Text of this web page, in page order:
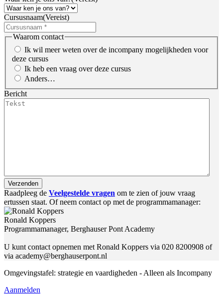
Cursusnaam(Vereist)
Waarom contact
Ik wil meer weten over de incompany mogelijkheden voor
deze cursus
Ik heb een vraag over deze cursus
Anders…
Bericht
Raadpleeg de Veelgestelde vragen om te zien of jouw vraag
ertussen staat. Of neem contact op met de programmamanager:
Ronald Koppers
Programmamanager, Berghauser Pont Academy
U kunt contact opnemen met Ronald Koppers via 020 8200908 of
via academy@berghauserpont.nl
Omgevingstafel: strategie en vaardigheden - Alleen als Incompany
Aanmelden